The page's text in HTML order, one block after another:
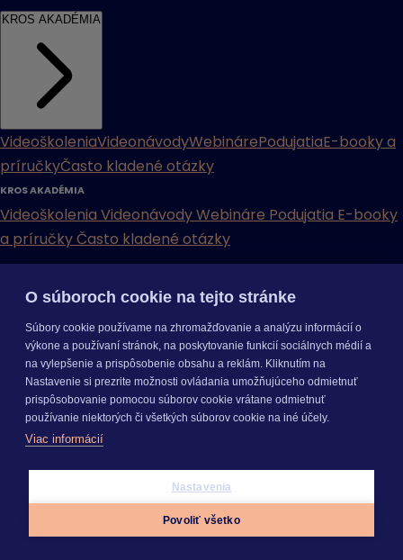
KROS AKADÉMIA
VideoškoleniaVideonávodyWebinárePodujatiaE-booky a
príručkyČasto kladené otázky
KROS AKADÉMIA
Videoškolenia VideonávodyWebináre Podujatia E-booky
a príručkyČasto kladené otázky
Cenníky Odporučte nás Právne dokumenty
Odporúčaná
konfiguráciaAktualizácia verziíMobilné aplikácie
CenníkyOdporučte násPrávne dokumentyOdporúčaná
konfiguráciaAktualizácia verziíMobilné aplikácie
Odoberajte
O násKariéraPre média Nastavenie cookies
Copyright © 2026 KROS a. s.
O súboroch cookie na tejto stránke
Súbory cookie používame na zhromažďovanie a analýzu informácií o
výkone a používaní stránok, na poskytovanie funkcií sociálnych médií a
na vylepšenie a prispôsobenie obsahu a reklám. Kliknutím na
Nastavenie si prezrite možnosti ovládania umožňujúceho odmietnuť
prispôsobovanie pomocou súborov cookie vrátane odmietnuť
používanie niektorých či všetkých súborov cookie na iné účely.
Viac informácií
Nastavenia
Povoliť všetko